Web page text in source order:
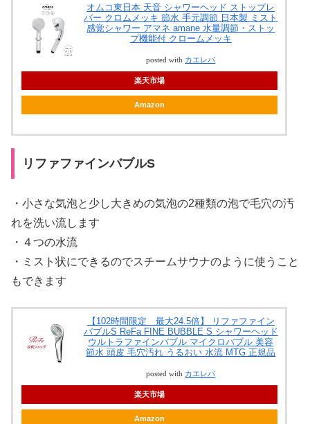
オムコ東日本 天音 シャワーヘッド ストップレ
バー クロムメッキ 節水 手元調節 日本製 ミスト
感覚シャワー アマネ amane 水量調節・ストッ
プ機能付 クロームメッキ
posted with カエレバ
楽天市場
Amazon
リファファインバブルS
・小さな気泡と少し大きめの気泡の2種類の泡で毛穴の汚
れを洗い流します
・４つの水流
・ミスト状にできるのでスチームサウナのように使うこと
もできます
【102時間限定 最大24.5倍】 リファファイン
バブルS ReFa FINE BUBBLE S シャワーヘッド
ウルトラファインバブル マイクロバブル 美容
節水 頭皮 毛穴汚れ うるおい 水流 MTG 正規品
posted with カエレバ
楽天市場
Amazon